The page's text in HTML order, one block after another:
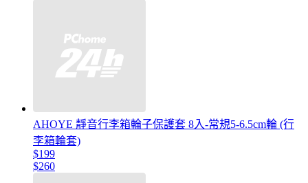
AHOYE 靜音行李箱輪子保護套 8入-常規5-6.5cm輪 (行
李箱輪套)
$199
$260